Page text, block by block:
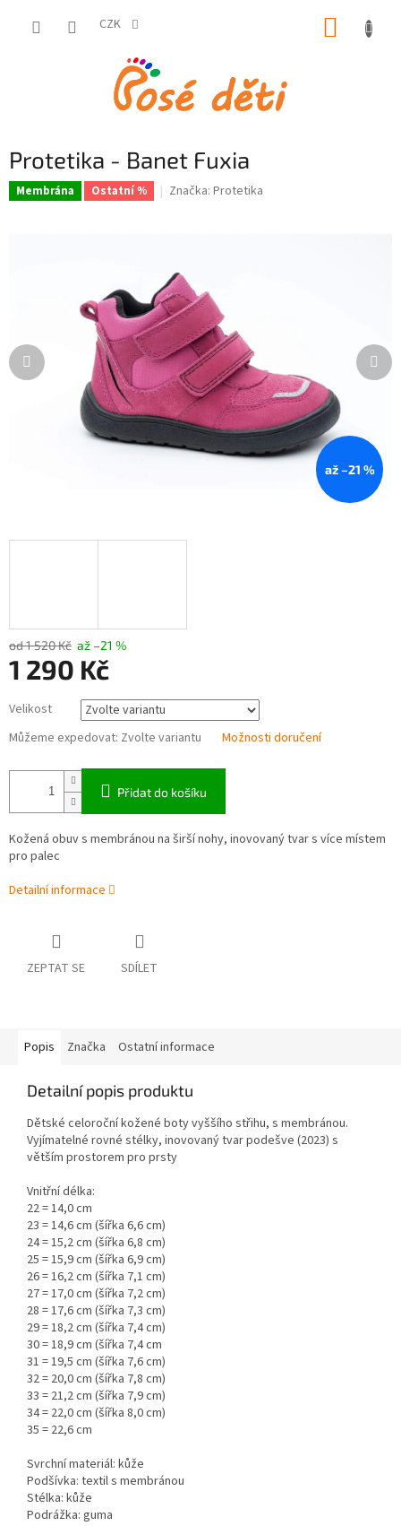
CZK
Protetika - Banet Fuxia
Membrána Ostatní % Značka: Protetika
až –21 %
od 1 520 Kč až –21 %
1 290 Kč
cena:
Velikost
Můžeme expedovat: Zvolte variantu Možnosti doručení
Přidat do košíku
Kožená obuv s membránou na širší nohy, inovovaný tvar s více místem
pro palec
Detailní informace
ZEPTAT SE SDÍLET
Popis Značka Ostatní informace
Detailní popis produktu
Dětské celoroční kožené boty vyššího střihu, s membránou.
Vyjímatelné rovné stélky, inovovaný tvar podešve (2023) s
větším prostorem pro prsty
Vnitřní délka:
22 = 14,0 cm
23 = 14,6 cm (šířka 6,6 cm)
24 = 15,2 cm (šířka 6,8 cm)
25 = 15,9 cm (šířka 6,9 cm)
26 = 16,2 cm (šířka 7,1 cm)
27 = 17,0 cm (šířka 7,2 cm)
28 = 17,6 cm (šířka 7,3 cm)
29 = 18,2 cm (šířka 7,4 cm)
30 = 18,9 cm (šířka 7,4 cm
31 = 19,5 cm (šířka 7,6 cm)
32 = 20,0 cm (šířka 7,8 cm)
33 = 21,2 cm (šířka 7,9 cm)
34 = 22,0 cm (šířka 8,0 cm)
35 = 22,6 cm
Svrchní materiál: kůže
Podšívka: textil s membránou
Stélka: kůže
Podrážka: guma